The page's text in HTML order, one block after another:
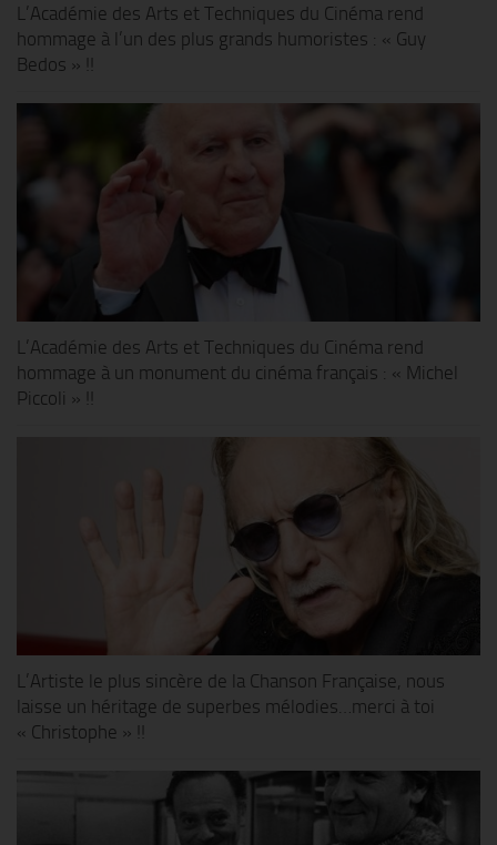
L’Académie des Arts et Techniques du Cinéma rend
hommage à l’un des plus grands humoristes : « Guy
Bedos » !!
L’Académie des Arts et Techniques du Cinéma rend
hommage à un monument du cinéma français : « Michel
Piccoli » !!
L’Artiste le plus sincère de la Chanson Française, nous
laisse un héritage de superbes mélodies…merci à toi
« Christophe » !!